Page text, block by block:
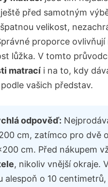
před samotným
velikost,
proporce
lůžka. V tomto
matrací i na to, kdy
vašich představ.
odpověď:
cm, zatímco pro dvě
cm. Před nákupem
, nikoliv vnější okraje.
alespoň o 10